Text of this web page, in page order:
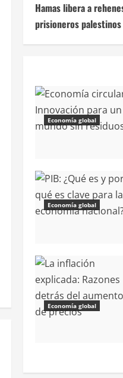
Hamas libera a
prisioneros palestinos
Economía global
Economía global
Economía global